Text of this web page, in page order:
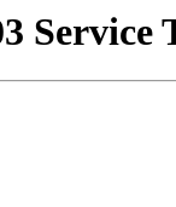
Service